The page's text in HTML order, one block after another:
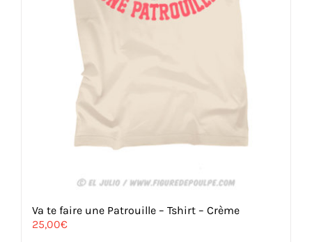
Va te faire une Patrouille – Tshirt – Crème
25,00€